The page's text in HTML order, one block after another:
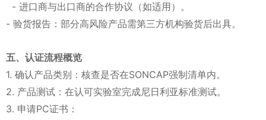
- 进口商与出口商的合作协议（如适用）。
- 验货报告：部分高风险产品需第三方机构验货后出具。
五、认证流程概览
1. 确认产品类别：核查是否在SONCAP强制清单内。
2. 产品测试：在认可实验室完成尼日利亚标准测试。
3. 申请PC证书：